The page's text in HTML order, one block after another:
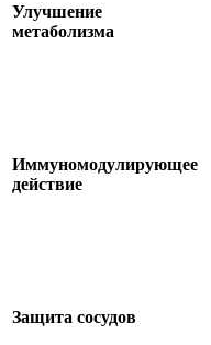
Улучшение
метаболизма
Иммуномодулирующее
действие
Защита сосудов